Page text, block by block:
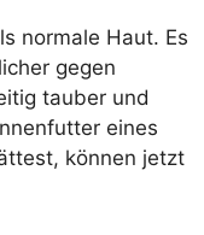
normale Haut. Es
gegen
tauber und
eines
können jetzt